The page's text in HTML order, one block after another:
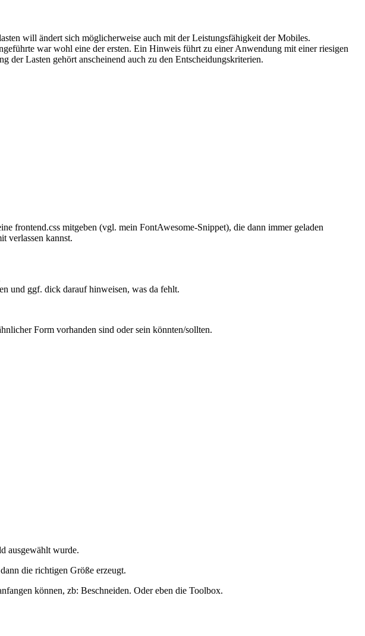
will ändert sich möglicherweise auch mit der Leistungsfähigkeit der Mobiles.
war wohl eine der ersten. Ein Hinweis führt zu einer Anwendung mit einer riesigen
Lasten gehört anscheinend auch zu den Entscheidungskriterien.
frontend.css mitgeben (vgl. mein FontAwesome-Snippet), die dann immer geladen
verlassen kannst.
und ggf. dick darauf hinweisen, was da fehlt.
Form vorhanden sind oder sein könnten/sollten.
ausgewählt wurde.
die richtigen Größe erzeugt.
können, zb: Beschneiden. Oder eben die Toolbox.